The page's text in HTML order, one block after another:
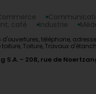
café Industrie
téléphone,
Toiture, Travaux
S.A. 208, rue de